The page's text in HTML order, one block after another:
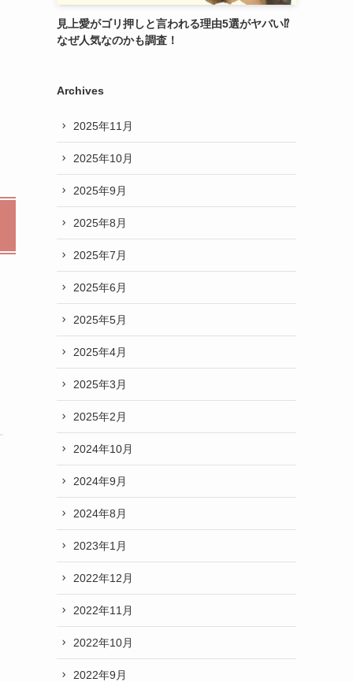
見上愛がゴリ押しと言われる理由5選がヤバい⁉︎
なぜ人気なのかも調査！
Archives
2025年11月
2025年10月
2025年9月
2025年8月
2025年7月
2025年6月
2025年5月
2025年4月
2025年3月
2025年2月
2024年10月
2024年9月
2024年8月
2023年1月
2022年12月
2022年11月
2022年10月
2022年9月